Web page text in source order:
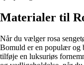
Materialer til
Når du vælger rosa
Bomuld er en populær og
tilføje en luksuriøs